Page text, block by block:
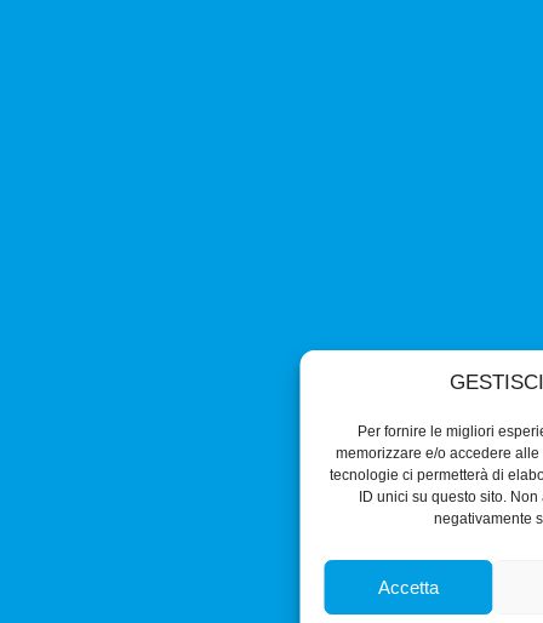
Per fornire le migliori
memorizzare e/o accedere
tecnologie ci permetterà di
ID unici su questo sito.
negativamente
Accetta